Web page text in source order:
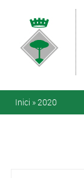
Esteu aquí
Inici »2020